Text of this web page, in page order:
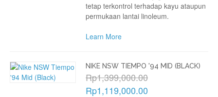
tetap terkontrol terhadap kayu ataupun
permukaan lantai linoleum.
Learn More
NIKE NSW TIEMPO '94 MID (BLACK)
Rp1,399,000.00
Rp1,119,000.00